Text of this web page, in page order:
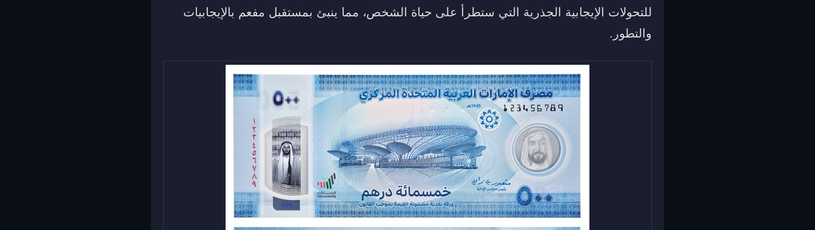
للتحولات الإيجابية الجذرية التي ستطرأ على حياة الشخص، مما ينبئ بمستقبل مفعم بالإيجابيات
والتطور.